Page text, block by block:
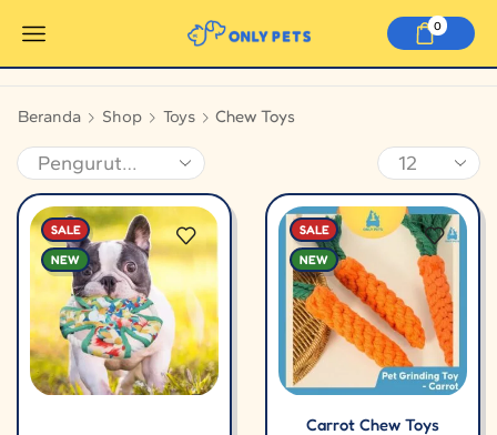
0
Beranda Shop Toys Chew Toys
SALE
NEW
SALE
NEW
Carrot Chew Toys